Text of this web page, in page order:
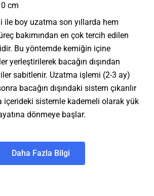
cm
ile boy uzatma son yıllarda hem
bakımından en çok tercih edilen
Bu yöntemde kemiğin içine
yerleştirilerek bacağın dışından
sabitlenir. Uzatma işlemi (2-3 ay)
bacağın dışındaki sistem çıkarılır
içerideki sistemle kademeli olarak yük
dönmeye başlar.
Daha Fazla Bilgi